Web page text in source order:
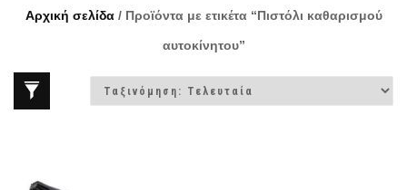
Αρχική σελίδα/ Προϊόντα με ετικέτα “Πιστόλι καθαρισμού
αυτοκίνητου”